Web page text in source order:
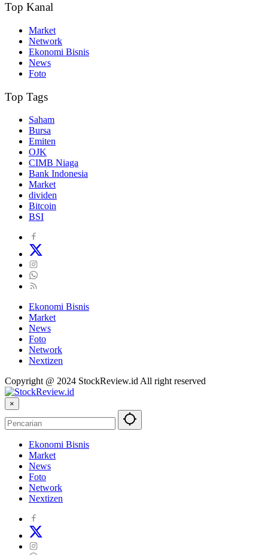
Top Kanal
Market
Network
Ekonomi Bisnis
News
Foto
Top Tags
Saham
Bursa
Emiten
OJK
CIMB Niaga
Bank Indonesia
Market
dividen
Bitcoin
BSI
Ekonomi Bisnis
Market
News
Foto
Network
Nextizen
Copyright @ 2024 StockReview.id All right reserved
×
Ekonomi Bisnis
Market
News
Foto
Network
Nextizen